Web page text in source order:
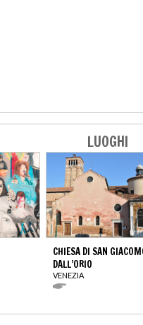
LUOGHI
CHIESA DI SAN
DALL’ORIO
VENEZIA